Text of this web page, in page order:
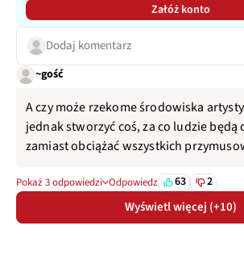
Załóż konto
Dodaj komentarz
~gość
A czy może rzekome środowiska
jednak stworzyć coś, za co ludzie będą
zamiast obciążać wszystkich
Pokaż 3 odpowiedzi Odpowiedz 63 2
Wyświetl więcej (+10)